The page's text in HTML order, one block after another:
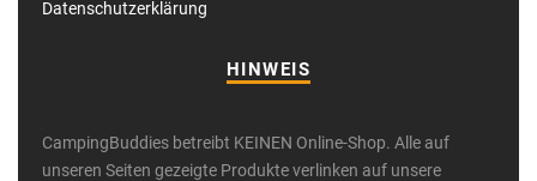
Datenschutzerklärung
HINWEIS
CampingBuddies betreibt KEINEN Online-Shop. Alle auf
unseren Seiten gezeigte Produkte verlinken auf unsere